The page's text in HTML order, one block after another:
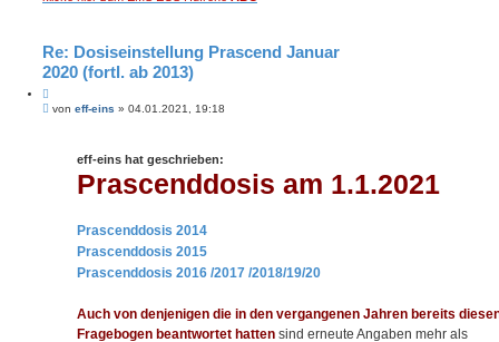
Re: Dosiseinstellung Prascend Januar
2020 (fortl. ab 2013)
Bvon eff-eins » 04.01.2021, 19:18
eff-eins hat geschrieben:
Prascenddosis am 1.1.2021
Prascenddosis 2014
Prascenddosis 2015
Prascenddosis 2016 /2017 /2018/19/20
Auch von denjenigen die in den vergangenen Jahren bereits
Fragebogen beantwortet hatten sind erneute Angaben mehr als